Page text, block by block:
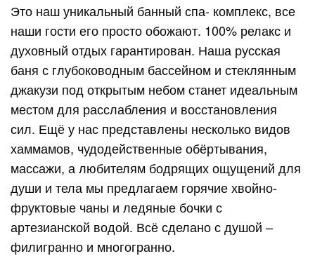
Это наш уникальный банный спа- комплекс, все
наши гости его просто обожают. 100% релакс и
духовный отдых гарантирован. Наша русская
баня с глубоководным бассейном и стеклянным
джакузи под открытым небом станет идеальным
местом для расслабления и восстановления
сил. Ещё у нас представлены несколько видов
хаммамов, чудодейственные обёртывания,
массажи, а любителям бодрящих ощущений для
души и тела мы предлагаем горячие хвойно-
фруктовые чаны и ледяные бочки с
артезианской водой. Всё сделано с душой –
филигранно и многогранно.